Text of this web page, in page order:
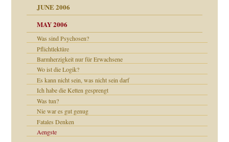
JUNE 2006
MAY 2006
Was sind Psychosen?
Pflichtlektüre
Barmherzigkeit nur für Erwachsene
Wo ist die Logik?
Es kann nicht sein, was nicht sein darf
Ich habe die Ketten gesprengt
Was tun?
Nie war es gut genug
Fatales Denken
Aengste